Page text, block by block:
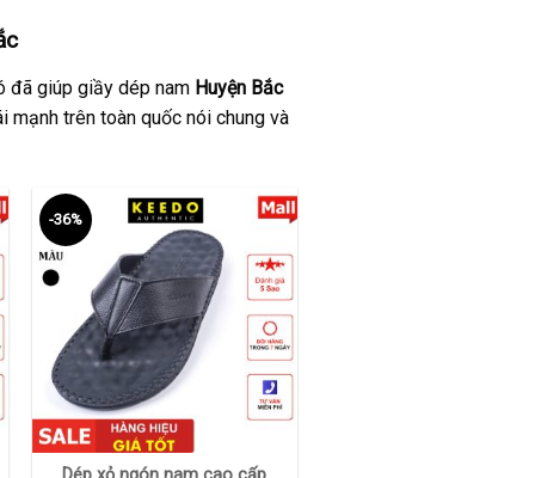
đã giúp giầy dép nam Huyện Bắc
trên toàn quốc nói chung và
-36%
+